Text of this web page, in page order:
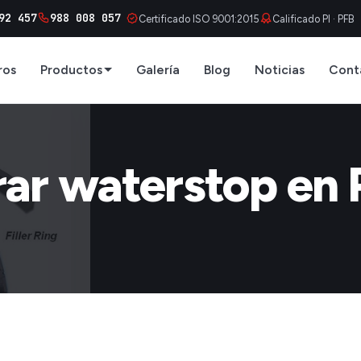
457 988 008 057 Certificado ISO 9001:2015 Calificado PI · PFB
Productos Galería Blog Noticias
waterstop en